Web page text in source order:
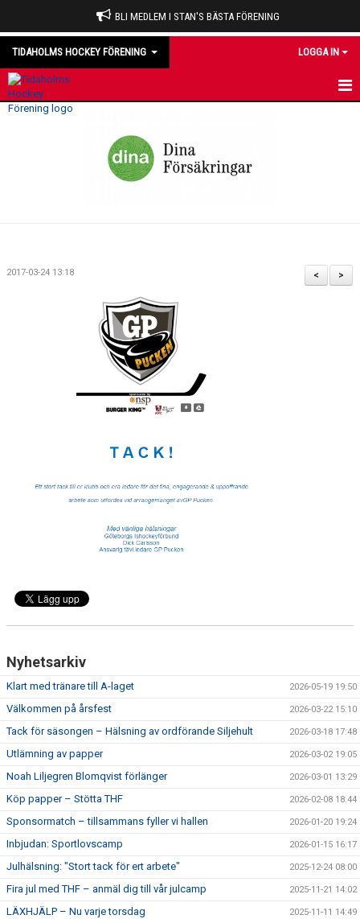
BLI MEDLEM I STAN'S BÄSTA FÖRENING
TIDAHOLMS HOCKEY FÖRENING LOGGA IN
BILDGALLERI
ALLMÄNHETENS ÅKNING
>
<
2017-03-24 13:18
Nyhetsarkiv
Klart med tränare till A-laget 2026-05-19 19:50
Välkommen på årsfest 2026-03-22 15:10
Tack för säsongen – Hälsning av ordförande Siljehult 2026-03-18 17:48
Utlämning av papper 2026-03-02 19:05
Noah Liljegren Blomqvist förlänger 2026-03-01 13:29
Köp papper – Stötta THF 2026-02-08 18:44
Sponsormatch – tillsammans fyller vi hallen 2026-01-20 19:24
Inbjudan: Sportlovscamp 2026-01-15 16:17
Julhälsning: "Stort tack för ert arbete" 2025-12-24 08:00
Fira jul med THF – anmäl dig till vår julcamp 2025-11-21 14:02
LÄXHJÄLP – Nu varje torsdag 2025-11-11 14:49